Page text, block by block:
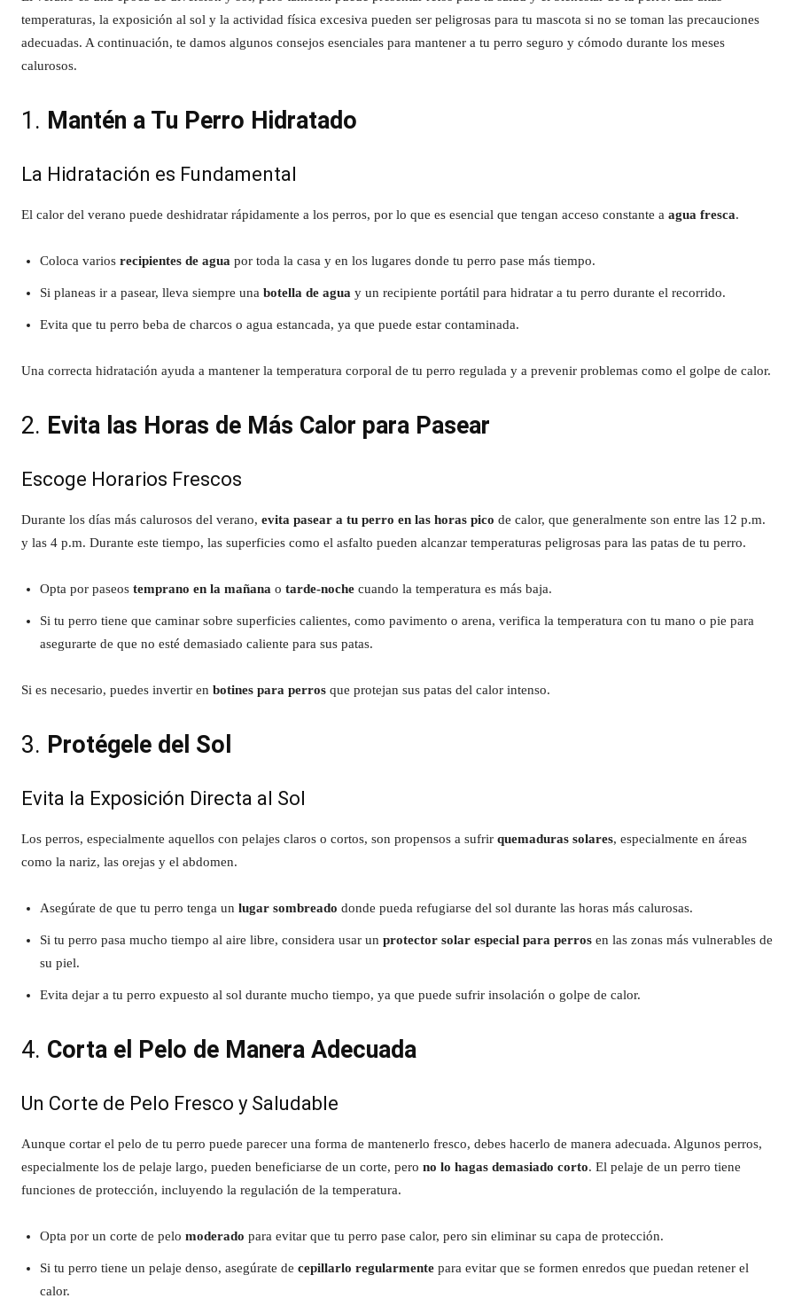
temperaturas, la exposición al sol y la actividad física excesiva pueden ser peligrosas para tu mascota si no se toman las precauciones
adecuadas. A continuación, te damos algunos consejos esenciales para mantener a tu perro seguro y cómodo durante los meses
calurosos.
1. Mantén a Tu Perro Hidratado
La Hidratación es Fundamental
El calor del verano puede deshidratar rápidamente a los perros, por lo que es esencial que tengan acceso constante a agua fresca.
Coloca varios recipientes de agua por toda la casa y en los lugares donde tu perro pase más tiempo.
Si planeas ir a pasear, lleva siempre una botella de agua y un recipiente portátil para hidratar a tu perro durante el recorrido.
Evita que tu perro beba de charcos o agua estancada, ya que puede estar contaminada.
Una correcta hidratación ayuda a mantener la temperatura corporal de tu perro regulada y a prevenir problemas como el golpe de calor.
2. Evita las Horas de Más Calor para Pasear
Escoge Horarios Frescos
Durante los días más calurosos del verano, evita pasear a tu perro en las horas pico de calor, que generalmente son entre las 12 p.m.
y las 4 p.m. Durante este tiempo, las superficies como el asfalto pueden alcanzar temperaturas peligrosas para las patas de tu perro.
Opta por paseos temprano en la mañana o tarde-noche cuando la temperatura es más baja.
Si tu perro tiene que caminar sobre superficies calientes, como pavimento o arena, verifica la temperatura con tu mano o pie para
asegurarte de que no esté demasiado caliente para sus patas.
Si es necesario, puedes invertir en botines para perros que protejan sus patas del calor intenso.
3. Protégele del Sol
Evita la Exposición Directa al Sol
Los perros, especialmente aquellos con pelajes claros o cortos, son propensos a sufrir quemaduras solares, especialmente en áreas
como la nariz, las orejas y el abdomen.
Asegúrate de que tu perro tenga un lugar sombreado donde pueda refugiarse del sol durante las horas más calurosas.
Si tu perro pasa mucho tiempo al aire libre, considera usar un protector solar especial para perros en las zonas más vulnerables de
su piel.
Evita dejar a tu perro expuesto al sol durante mucho tiempo, ya que puede sufrir insolación o golpe de calor.
4. Corta el Pelo de Manera Adecuada
Un Corte de Pelo Fresco y Saludable
Aunque cortar el pelo de tu perro puede parecer una forma de mantenerlo fresco, debes hacerlo de manera adecuada. Algunos perros,
especialmente los de pelaje largo, pueden beneficiarse de un corte, pero no lo hagas demasiado corto. El pelaje de un perro tiene
funciones de protección, incluyendo la regulación de la temperatura.
Opta por un corte de pelo moderado para evitar que tu perro pase calor, pero sin eliminar su capa de protección.
Si tu perro tiene un pelaje denso, asegúrate de cepillarlo regularmente para evitar que se formen enredos que puedan retener el
calor.